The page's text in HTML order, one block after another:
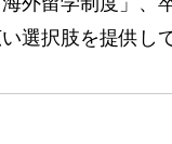
選択肢を提供し